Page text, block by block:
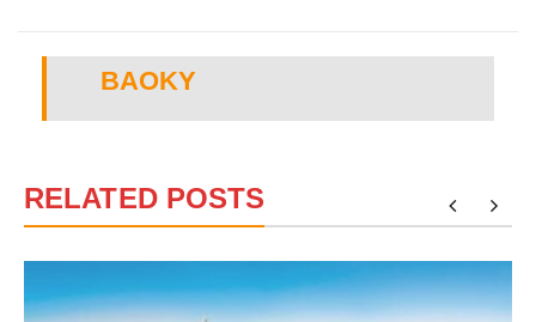
BAOKY
RELATED POSTS